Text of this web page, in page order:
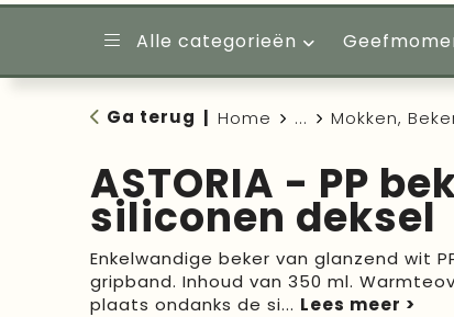
Alle categorieën
Ga terug Home ... Mokken,
ASTORIA - PP
siliconen deksel
Enkelwandige beker van glanzend wit
gripband. Inhoud van 350 ml.
plaats ondanks de si...